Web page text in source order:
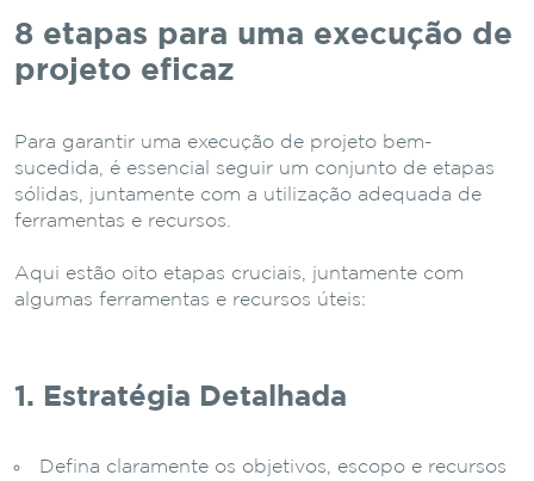
8 etapas para uma execução de
projeto eficaz
Para garantir uma execução de projeto bem-
sucedida, é essencial seguir um conjunto de etapas
sólidas, juntamente com a utilização adequada de
ferramentas e recursos.
Aqui estão oito etapas cruciais, juntamente com
algumas ferramentas e recursos úteis:
1. Estratégia Detalhada
Defina claramente os objetivos, escopo e recursos